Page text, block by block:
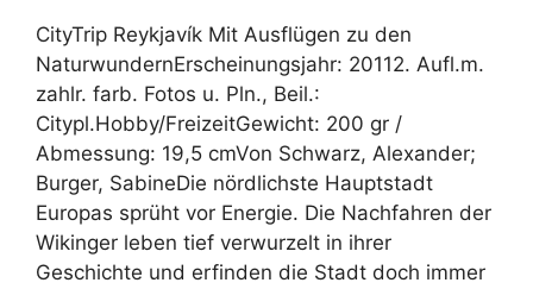
CityTrip Reykjavík Mit Ausflügen zu den
NaturwundernErscheinungsjahr: 20112. Aufl.m.
zahlr. farb. Fotos u. Pln., Beil.:
Citypl.Hobby/FreizeitGewicht: 200 gr /
Abmessung: 19,5 cmVon Schwarz, Alexander;
Burger, SabineDie nördlichste Hauptstadt
Europas sprüht vor Energie. Die Nachfahren der
Wikinger leben tief verwurzelt in ihrer
Geschichte und erfinden die Stadt doch immer